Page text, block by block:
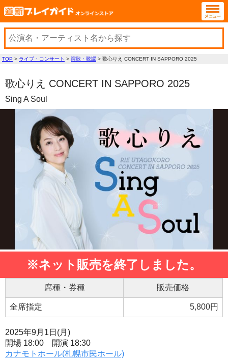
TOP > ライブ・コンサート > 演歌・歌謡 > 歌心りえ CONCERT IN SAPPORO 2025
歌心りえ CONCERT IN SAPPORO 2025
Sing A Soul
※ネット販売を終了しました。
席種・券種 販売価格
全席指定 5,800円
2025年9月1日(月)
開場 18:00 開演 18:30
カナモトホール(札幌市民ホール)